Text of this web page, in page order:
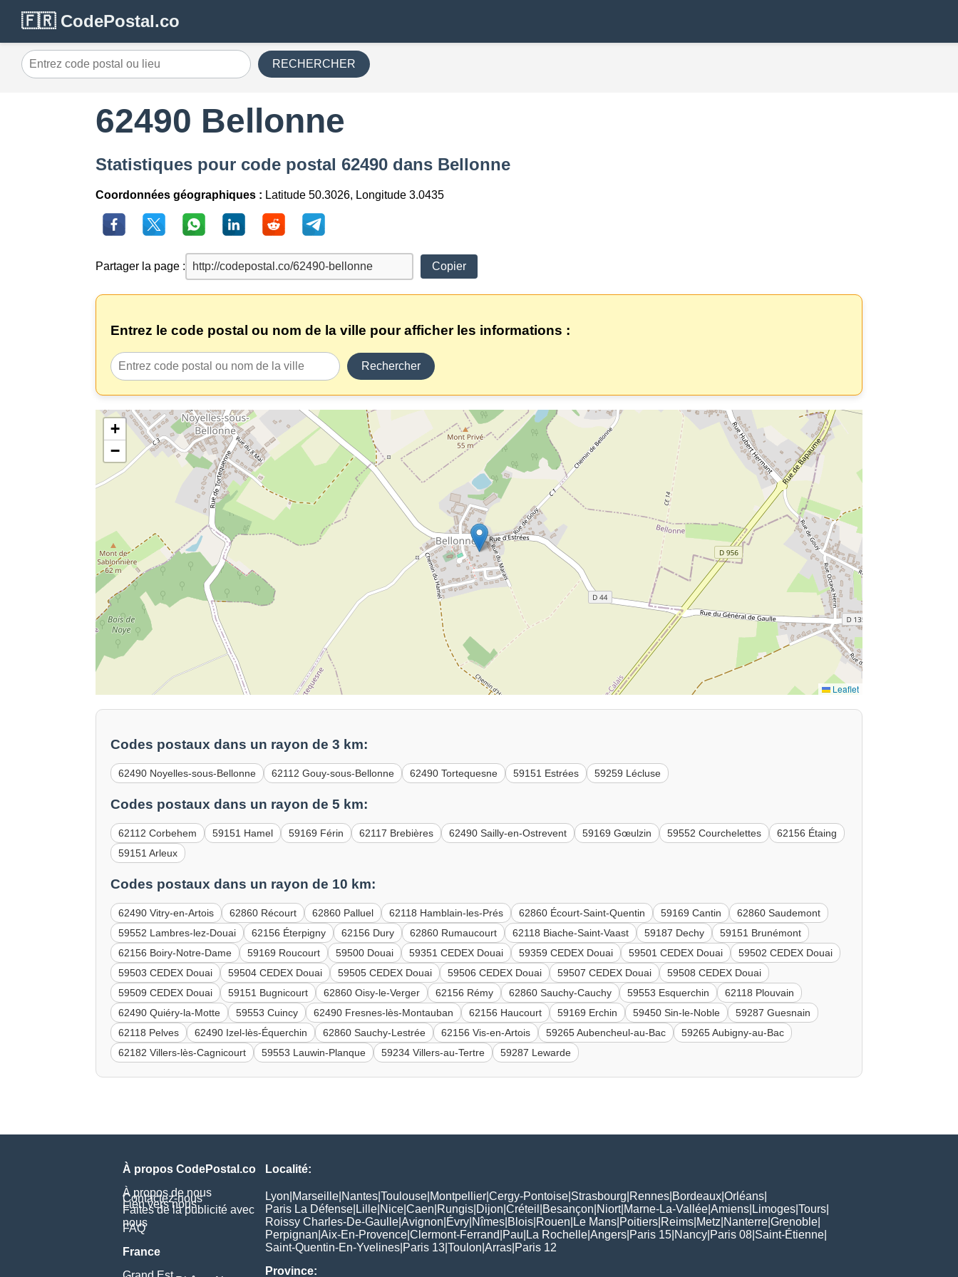
🇫🇷 CodePostal.co
RECHERCHER
62490 Bellonne
Statistiques pour code postal 62490 dans Bellonne
Coordonnées géographiques : Latitude 50.3026, Longitude 3.0435
Partager la page : Copier
Entrez le code postal ou nom de la ville pour afficher les informations :
Rechercher
+
−
Leaflet
Codes postaux dans un rayon de 3 km:
62490 Noyelles-sous-Bellonne 62112 Gouy-sous-Bellonne 62490 Tortequesne 59151 Estrées 59259 Lécluse
Codes postaux dans un rayon de 5 km:
62112 Corbehem 59151 Hamel 59169 Férin 62117 Brebières 62490 Sailly-en-Ostrevent 59169 Gœulzin 59552 Courchelettes
62156 Étaing
59151 Arleux
Codes postaux dans un rayon de 10 km:
62490 Vitry-en-Artois 62860 Récourt 62860 Palluel 62118 Hamblain-les-Prés 62860 Écourt-Saint-Quentin 59169 Cantin
62860 Saudemont
59552 Lambres-lez-Douai
62156 Éterpigny 62156 Dury 62860 Rumaucourt 62118 Biache-Saint-Vaast 59187 Dechy
59151 Brunémont
62156 Boiry-Notre-Dame
59169 Roucourt 59500 Douai 59351 CEDEX Douai 59359 CEDEX Douai 59501 CEDEX Douai
59502 CEDEX Douai
59503 CEDEX Douai
59504 CEDEX Douai 59505 CEDEX Douai 59506 CEDEX Douai 59507 CEDEX Douai
59508 CEDEX Douai
59509 CEDEX Douai
59151 Bugnicourt 62860 Oisy-le-Verger 62156 Rémy 62860 Sauchy-Cauchy 59553 Esquerchin
62118 Plouvain
62490 Quiéry-la-Motte
59553 Cuincy 62490 Fresnes-lès-Montauban 62156 Haucourt 59169 Erchin 59450 Sin-le-Noble
59287 Guesnain
62118 Pelves
62490 Izel-lès-Équerchin 62860 Sauchy-Lestrée 62156 Vis-en-Artois 59265 Aubencheul-au-Bac
59265 Aubigny-au-Bac
62182 Villers-lès-Cagnicourt
59553 Lauwin-Planque 59234 Villers-au-Tertre 59287 Lewarde
À propos CodePostal.co
À propos de nous
Contactez-nous
Lien vers nous
Faites de la publicité avec
nous
FAQ
France
Localité:
Lyon Marseille Nantes Toulouse Montpellier Cergy-Pontoise Strasbourg Rennes Bordeaux Orléans
Paris La Défense Lille Nice Caen Rungis Dijon Créteil Besançon Niort| Marne-La-Vallée Amiens Limoges Tours
Roissy Charles-De-Gaulle Avignon Évry Nîmes Blois Rouen Le Mans Poitiers Reims Metz Nanterre Grenoble
Perpignan Aix-En-Provence Clermont-Ferrand Pau La Rochelle Angers Paris 15 Nancy Paris 08 Saint-Étienne
Saint-Quentin-En-Yvelines Paris 13 Toulon Arras Paris 12
Province: